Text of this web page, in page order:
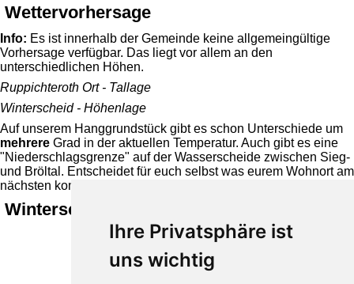
Ihre Privatsphäre ist
uns wichtig
Wettervorhersage
Info: Es ist innerhalb der Gemeinde keine allgemeingültige
Vorhersage verfügbar. Das liegt vor allem an den
unterschiedlichen Höhen.
Ruppichteroth Ort - Tallage
Winterscheid - Höhenlage
Auf unserem Hanggrundstück gibt es schon Unterschiede um
mehrere Grad in der aktuellen Temperatur. Auch gibt es eine
"Niederschlagsgrenze" auf der Wasserscheide zwischen Sieg-
und Bröltal. Entscheidet für euch selbst was eurem Wohnort am
nächsten kommt.
Winterscheid 214 m ü. NHN